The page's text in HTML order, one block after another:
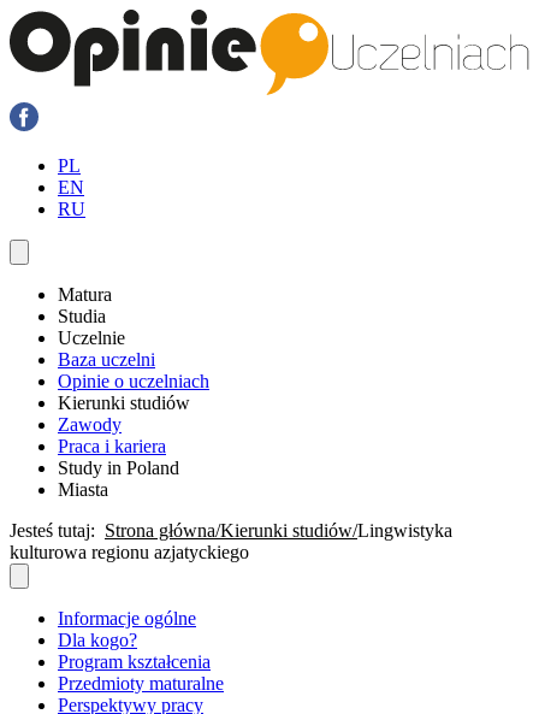
PL
EN
RU
Matura
Studia
Uczelnie
Baza uczelni
Opinie o uczelniach
Kierunki studiów
Zawody
Praca i kariera
Study in Poland
Miasta
Jesteś tutaj: Strona główna Kierunki studiów Lingwistyka
kulturowa regionu azjatyckiego
Informacje ogólne
Dla kogo?
Program kształcenia
Przedmioty maturalne
Perspektywy pracy